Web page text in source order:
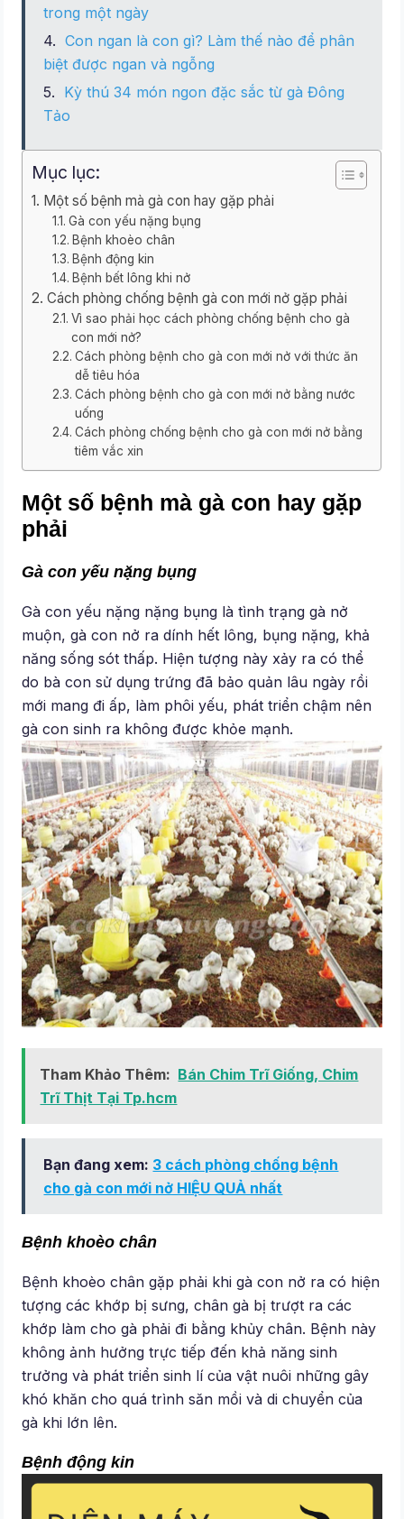
trong một ngày
Con ngan là con gì? Làm thế nào để phân
biệt được ngan và ngỗng
Kỳ thú 34 món ngon đặc sắc từ gà Đông
Tảo
Mục lục:
Một số bệnh mà gà con hay gặp phải
Gà con yếu nặng bụng
Bệnh khoèo chân
Bệnh động kin
Bệnh bết lông khi nở
Cách phòng chống bệnh gà con mới nở gặp phải
Vì sao phải học cách phòng chống bệnh cho gà
con mới nở?
Cách phòng bệnh cho gà con mới nở với thức ăn
dễ tiêu hóa
Cách phòng bệnh cho gà con mới nở bằng nước
uống
Cách phòng chống bệnh cho gà con mới nở bằng
tiêm vắc xin
Một số bệnh mà gà con hay gặp
phải
Gà con yếu nặng bụng
Gà con yếu nặng nặng bụng là tình trạng gà nở
muộn, gà con nở ra dính hết lông, bụng nặng, khả
năng sống sót thấp. Hiện tượng này xảy ra có thể
do bà con sử dụng trứng đã bảo quản lâu ngày rồi
mới mang đi ấp, làm phôi yếu, phát triển chậm nên
gà con sinh ra không được khỏe mạnh.
Tham Khảo Thêm: Bán Chim Trĩ Giống, Chim
Trĩ Thịt Tại Tp.hcm
Bạn đang xem: 3 cách phòng chống bệnh
cho gà con mới nở HIỆU QUẢ nhất
Bệnh khoèo chân
Bệnh khoèo chân gặp phải khi gà con nở ra có hiện
tượng các khớp bị sưng, chân gà bị trượt ra các
khớp làm cho gà phải đi bằng khủy chân. Bệnh này
không ảnh hưởng trực tiếp đến khả năng sinh
trưởng và phát triển sinh lí của vật nuôi những gây
khó khăn cho quá trình săn mồi và di chuyển của
gà khi lớn lên.
Bệnh động kin